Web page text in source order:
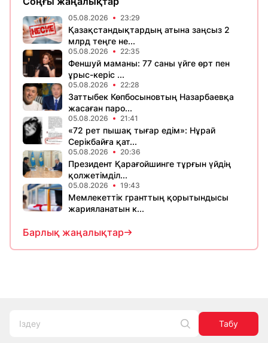
05.08.2026 23:29
Қазақстандықтардың атына заңсыз 2
млрд теңге не...
05.08.2026 22:35
Феншуй маманы: 77 саны үйге өрт пен
ұрыс-керіс ...
05.08.2026 22:28
Заттыбек Көпбосыновтың Назарбаевқа
жасаған паро...
05.08.2026 21:41
«72 рет пышақ тығар едім»: Нұрай
Серікбайға қат...
05.08.2026 20:36
Президент Қарағойшинге тұрғын үйдің
қолжетімділ...
05.08.2026 19:43
Мемлекеттік гранттың қорытындысы
жарияланатын к...
Барлық жаңалықтар
Табу